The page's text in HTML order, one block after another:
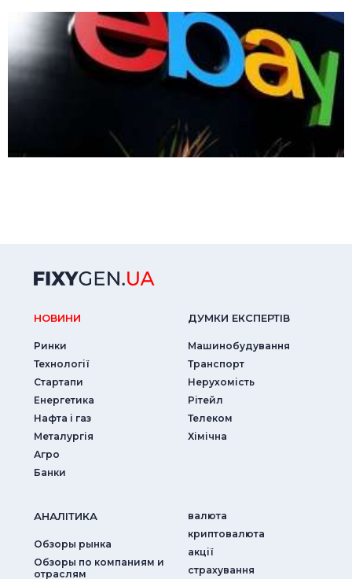
НОВИНИ
Ринки
Технології
Стартапи
Енергетика
Нафта і газ
Металургія
Агро
Банки
ДУМКИ ЕКСПЕРТIВ
Машинобудування
Транспорт
Нерухомість
Рітейл
Телеком
Хімічна
АНАЛIТИКА
Обзоры рынка
Обзоры по компаниям и
отраслям
валюта
криптовалюта
акції
страхування